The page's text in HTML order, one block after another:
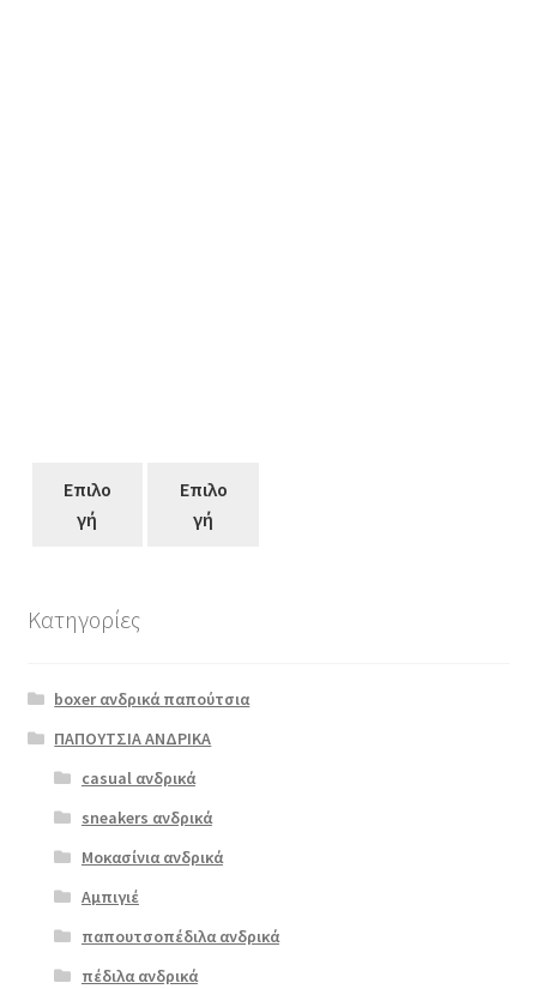
Επιλο
γή
Επιλο
γή
oscal 11042
μπλε
ΠΡΟΣΦΟΡΆ!
45.00
Original
price
€ 36.00Η
τρέχουσα
προϊόν
έχει
πολλαπλές
επιλογές
μπορούν
επιλεγούν
στη
Κατηγορίες
boxer ανδρικά παπούτσια
ΠΑΠΟΥΤΣΙΑ ΑΝΔΡΙΚΑ
casual ανδρικά
sneakers ανδρικά
Μοκασίνια ανδρικά
Αμπιγιέ
παπουτσοπέδιλα ανδρικά
πέδιλα ανδρικά